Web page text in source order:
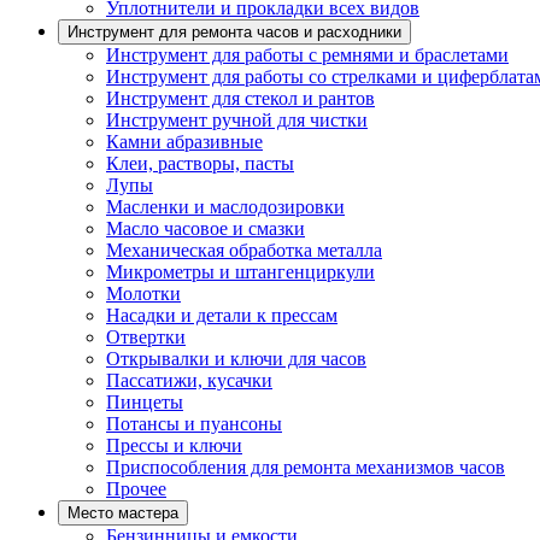
Уплотнители и прокладки всех видов
Инструмент для ремонта часов и расходники
Инструмент для работы с ремнями и браслетами
Инструмент для работы со стрелками и
Инструмент для стекол и рантов
Инструмент ручной для чистки
Камни абразивные
Клеи, растворы, пасты
Лупы
Масленки и маслодозировки
Масло часовое и смазки
Механическая обработка металла
Микрометры и штангенциркули
Молотки
Насадки и детали к прессам
Отвертки
Открывалки и ключи для часов
Пассатижи, кусачки
Пинцеты
Потансы и пуансоны
Прессы и ключи
Приспособления для ремонта механизмов часов
Прочее
Место мастера
Бензинницы и емкости